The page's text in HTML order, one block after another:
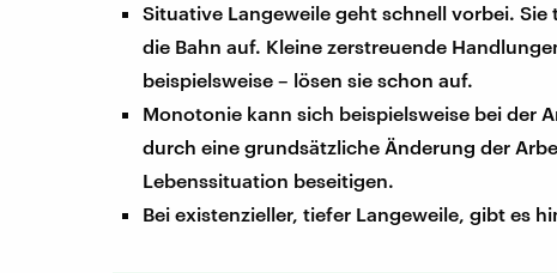
Situative Langeweile geht schnell vorbei.
die Bahn auf. Kleine zerstreuende
beispielsweise – lösen sie schon auf.
Monotonie kann sich beispielsweise bei der
durch eine grundsätzliche Änderung der
Lebenssituation beseitigen.
Bei existenzieller, tiefer Langeweile, gibt es